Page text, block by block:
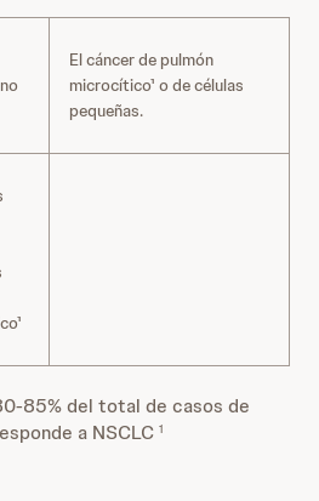
El cáncer de pulmón
microcítico¹ o de células
pequeñas.
85% del total de casos de
a NSCLC 1